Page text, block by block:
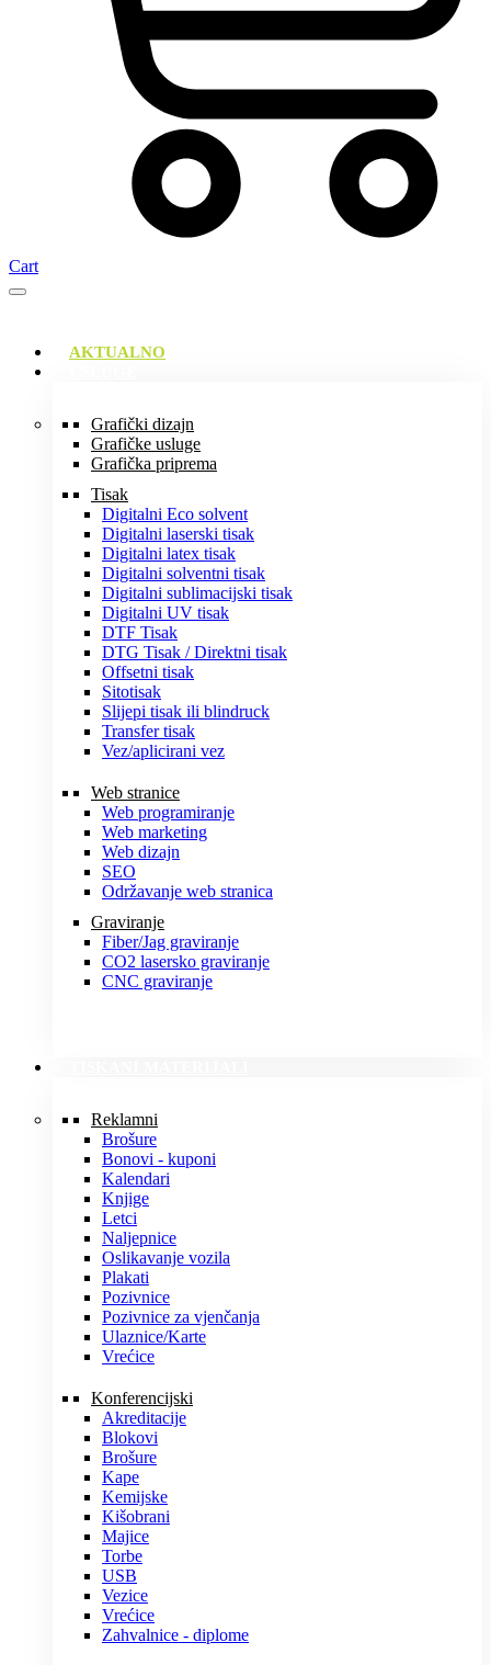
Cart
AKTUALNO
Grafički dizajn
Grafičke usluge
Grafička priprema
Tisak
Digitalni Eco solvent
Digitalni laserski tisak
Digitalni latex tisak
Digitalni solventni tisak
Digitalni sublimacijski tisak
Digitalni UV tisak
DTF Tisak
DTG Tisak / Direktni tisak
Offsetni tisak
Sitotisak
Slijepi tisak ili blindruck
Transfer tisak
Vez/aplicirani vez
Web stranice
Web programiranje
Web marketing
Web dizajn
SEO
Održavanje web stranica
Graviranje
Fiber/Jag graviranje
CO2 lasersko graviranje
CNC graviranje
Reklamni
Brošure
Bonovi - kuponi
Kalendari
Knjige
Letci
Naljepnice
Oslikavanje vozila
Plakati
Pozivnice
Pozivnice za vjenčanja
Ulaznice/Karte
Vrećice
Konferencijski
Akreditacije
Blokovi
Brošure
Kape
Kemijske
Kišobrani
Majice
Torbe
USB
Vezice
Vrećice
Zahvalnice - diplome